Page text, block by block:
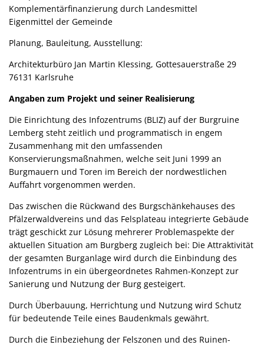
Komplementärfinanzierung durch Landesmittel
Eigenmittel der Gemeinde
Planung, Bauleitung, Ausstellung:
Architekturbüro Jan Martin Klessing, Gottesauerstraße 29
76131 Karlsruhe
Angaben zum Projekt und seiner Realisierung
Die Einrichtung des Infozentrums (BLIZ) auf der Burgruine
Lemberg steht zeitlich und programmatisch in engem
Zusammenhang mit den umfassenden
Konservierungsmaßnahmen, welche seit Juni 1999 an
Burgmauern und Toren im Bereich der nordwestlichen
Auffahrt vorgenommen werden.
Das zwischen die Rückwand des Burgschänkehauses des
Pfälzerwaldvereins und das Felsplateau integrierte Gebäude
trägt geschickt zur Lösung mehrerer Problemaspekte der
aktuellen Situation am Burgberg zugleich bei: Die Attraktivität
der gesamten Burganlage wird durch die Einbindung des
Infozentrums in ein übergeordnetes Rahmen-Konzept zur
Sanierung und Nutzung der Burg gesteigert.
Durch Überbauung, Herrichtung und Nutzung wird Schutz
für bedeutende Teile eines Baudenkmals gewährt.
Durch die Einbeziehung der Felszonen und des Ruinen-